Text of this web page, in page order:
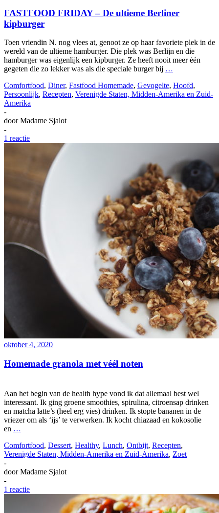
FASTFOOD FRIDAY – De ultieme Berliner
kipburger
Toen vriendin N. nog vlees at, genoot ze op haar favoriete plek in de
wereld van de ultieme hamburger. Die plek was Berlijn en die
hamburger was eigenlijk een kipburger. Ze heeft nooit meer één
gegeten die zo lekker was als die speciale burger bij …
Comfortfood, Diner, Fastfood Homemade, Gevogelte, Hoofd,
Persoonlijk, Recepten, Verenigde Staten, Midden-Amerika en Zuid-
Amerika
-
doorMadame Sjalot
-
1 reactie
oktober 4, 2020
Homemade granola met véél noten
Aan het begin van de health hype vond ik dat allemaal best wel
interessant. Ik ging groene smoothies, spirulina, citroensap drinken
en matcha latte’s (heel erg vies) drinken. Ik stopte bananen in de
vriezer om als ‘ijs’ te verwerken. Ik kocht chiazaad en kokosolie
en …
Comfortfood, Dessert, Healthy, Lunch, Ontbijt, Recepten,
Verenigde Staten, Midden-Amerika en Zuid-Amerika, Zoet
-
doorMadame Sjalot
-
1 reactie